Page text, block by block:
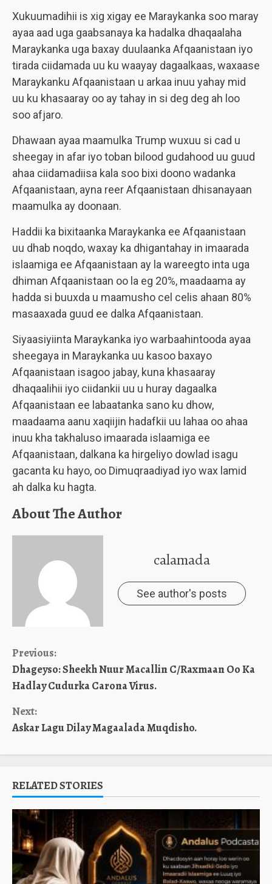
Xukuumadihii is xig xigay ee Maraykanka soo maray
ayaa aad uga gaabsanaya ka hadalka dhaqaalaha
Maraykanka uga baxay duulaanka Afqaanistaan iyo
tirada ciidamada uu ku waayay dagaalkaas, waxaase
Maraykanku Afqaanistaan u arkaa inuu yahay mid
uu ku khasaaray oo ay tahay in si deg deg ah loo
soo afjaro.
Dhawaan ayaa maamulka Trump wuxuu si cad u
sheegay in afar iyo toban bilood gudahood uu guud
ahaa ciidamadiisa kala soo bixi doono wadanka
Afqaanistaan, ayna reer Afqaanistaan dhisanayaan
maamulka ay doonaan.
Haddii ka bixitaanka Maraykanka ee Afqaanistaan
uu dhab noqdo, waxay ka dhigantahay in imaarada
islaamiga ee Afqaanistaan ay la wareegto inta uga
dhiman Afqaanistaan oo la eg 20%, maadaama ay
hadda si buuxda u maamusho cel celis ahaan 80%
masaaxada guud ee dalka Afqaanistaan.
Siyaasiyiinta Maraykanka iyo warbaahintooda ayaa
sheegaya in Maraykanka uu kasoo baxayo
Afqaanistaan isagoo jabay, kuna khasaaray
dhaqaalihii iyo ciidankii uu u huray dagaalka
Afqaanistaan ee labaatanka sano ku dhow,
maadaama aanu xaqiijin hadafkii uu lahaa oo ahaa
inuu kha takhaluso imaarada islaamiga ee
Afqaanistaan, dalkana ka hirgeliyo dowlad isagu
gacanta ku hayo, oo Dimuqraadiyad iyo wax lamid
ah dalka ku hagta.
About The Author
calamada
See author's posts
Continue
Reading
Previous:
Dhageyso: Sheekh Nuur Macallin C/Raxmaan Oo Ka
Hadlay Cudurka Carona Virus.
Next:
Askar Lagu Dilay Magaalada Muqdisho.
RELATED STORIES